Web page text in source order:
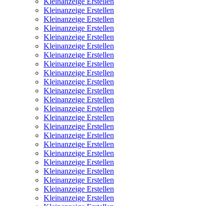
Kleinanzeige Erstellen
Kleinanzeige Erstellen
Kleinanzeige Erstellen
Kleinanzeige Erstellen
Kleinanzeige Erstellen
Kleinanzeige Erstellen
Kleinanzeige Erstellen
Kleinanzeige Erstellen
Kleinanzeige Erstellen
Kleinanzeige Erstellen
Kleinanzeige Erstellen
Kleinanzeige Erstellen
Kleinanzeige Erstellen
Kleinanzeige Erstellen
Kleinanzeige Erstellen
Kleinanzeige Erstellen
Kleinanzeige Erstellen
Kleinanzeige Erstellen
Kleinanzeige Erstellen
Kleinanzeige Erstellen
Kleinanzeige Erstellen
Kleinanzeige Erstellen